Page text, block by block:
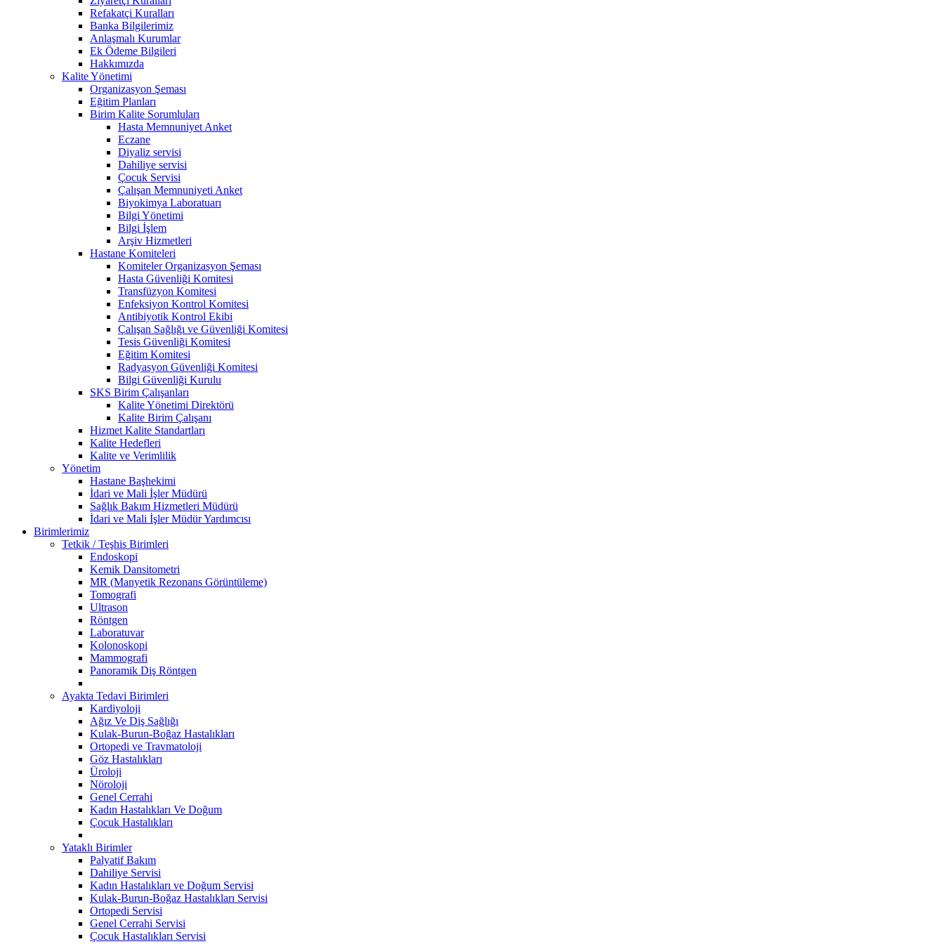
Refakatçi Kuralları
Banka Bilgilerimiz
Anlaşmalı Kurumlar
Ek Ödeme Bilgileri
Hakkımızda
Kalite Yönetimi
Organizasyon Şeması
Eğitim Planları
Birim Kalite Sorumluları
Hasta Memnuniyet Anket
Eczane
Diyaliz servisi
Dahiliye servisi
Çocuk Servisi
Çalışan Memnuniyeti Anket
Biyokimya Laboratuarı
Bilgi Yönetimi
Bilgi İşlem
Arşiv Hizmetleri
Hastane Komiteleri
Komiteler Organizasyon Şeması
Hasta Güvenliği Komitesi
Transfüzyon Komitesi
Enfeksiyon Kontrol Komitesi
Antibiyotik Kontrol Ekibi
Çalışan Sağlığı ve Güvenliği Komitesi
Tesis Güvenliği Komitesi
Eğitim Komitesi
Radyasyon Güvenliği Komitesi
Bilgi Güvenliği Kurulu
SKS Birim Çalışanları
Kalite Yönetimi Direktörü
Kalite Birim Çalışanı
Hizmet Kalite Standartları
Kalite Hedefleri
Kalite ve Verimlilik
Yönetim
Hastane Başhekimi
İdari ve Mali İşler Müdürü
Sağlık Bakım Hizmetleri Müdürü
İdari ve Mali İşler Müdür Yardımcısı
Birimlerimiz
Tetkik / Teşhis Birimleri
Endoskopi
Kemik Dansitometri
MR (Manyetik Rezonans Görüntüleme)
Tomografi
Ultrason
Röntgen
Laboratuvar
Kolonoskopi
Mammografi
Panoramik Diş Röntgen
Ayakta Tedavi Birimleri
Kardiyoloji
Ağız Ve Diş Sağlığı
Kulak-Burun-Boğaz Hastalıkları
Ortopedi ve Travmatoloji
Göz Hastalıkları
Üroloji
Nöroloji
Genel Cerrahi
Kadın Hastalıkları Ve Doğum
Çocuk Hastalıkları
Yataklı Birimler
Palyatif Bakım
Dahiliye Servisi
Kadın Hastalıkları ve Doğum Servisi
Kulak-Burun-Boğaz Hastalıkları Servisi
Ortopedi Servisi
Genel Cerrahi Servisi
Çocuk Hastalıkları Servisi